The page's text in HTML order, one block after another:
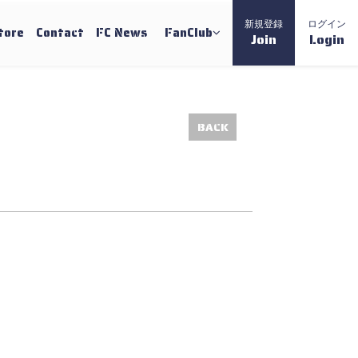
Contact FC News FanClub 新規登録
Join
ログイン
Login
BACK